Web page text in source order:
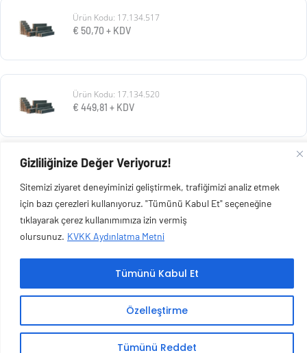
Gizliliğinize Değer Veriyoruz!
Sitemizi ziyaret deneyiminizi geliştirmek, trafiğimizi analiz etmek
için bazı çerezleri kullanıyoruz. "Tümünü Kabul Et" seçeneğine
tıklayarak çerez kullanımımıza izin vermiş
olursunuz. KVKK Aydınlatma Metni
Özelleştirme
Tümünü Reddet
Tümünü Kabul Et
Ürün Kodu: 17.134.517
€ 50,70 + KDV
Ürün Kodu: 17.134.520
€ 449,81 + KDV
Ürün Kodu: 17.134.525
€192,11+ KDV
Copyright © 2026 Esen Isıtma Soğutma İnşaat Ltd Şti | Tüm Hakları Saklıdır.